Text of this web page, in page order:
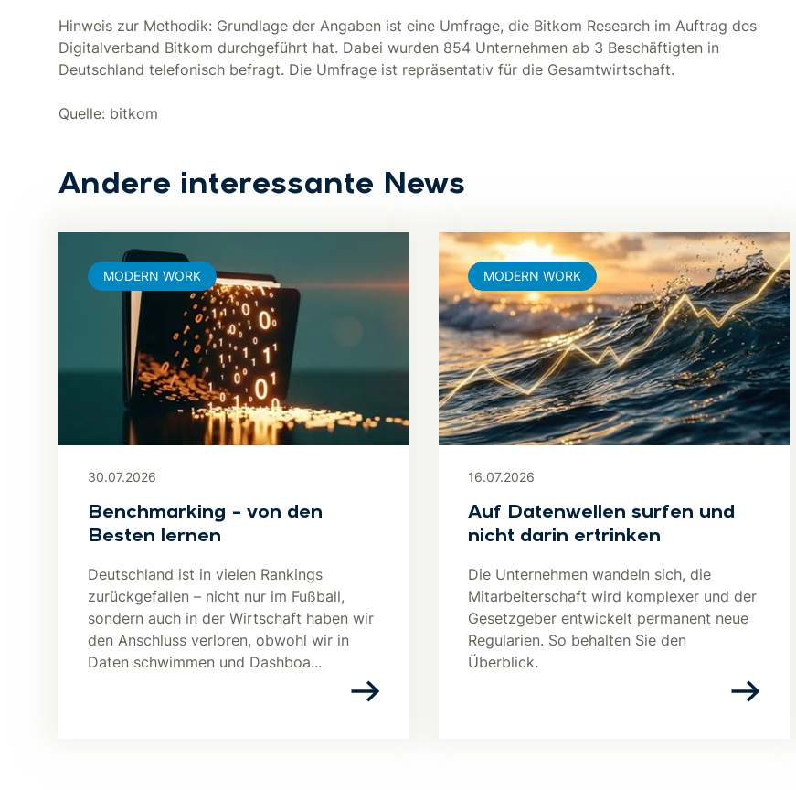
Hinweis zur Methodik: Grundlage der Angaben ist eine Umfrage, die Bitkom Research im Auftrag des
Digitalverband Bitkom durchgeführt hat. Dabei wurden 854 Unternehmen ab 3 Beschäftigten in
Deutschland telefonisch befragt. Die Umfrage ist repräsentativ für die Gesamtwirtschaft.
Quelle: bitkom
Andere interessante News
30.07.2026
Benchmarking – von den
Besten lernen
Deutschland ist in vielen Rankings
zurückgefallen – nicht nur im Fußball,
sondern auch in der Wirtschaft haben wir
den Anschluss verloren, obwohl wir in
Daten schwimmen und Dashboa...
MODERN WORK
16.07.2026
Auf Datenwellen surfen und
nicht darin ertrinken
Die Unternehmen wandeln sich, die
Mitarbeiterschaft wird komplexer und der
Gesetzgeber entwickelt permanent neue
Regularien. So behalten Sie den
Überblick.
MODERN WORK